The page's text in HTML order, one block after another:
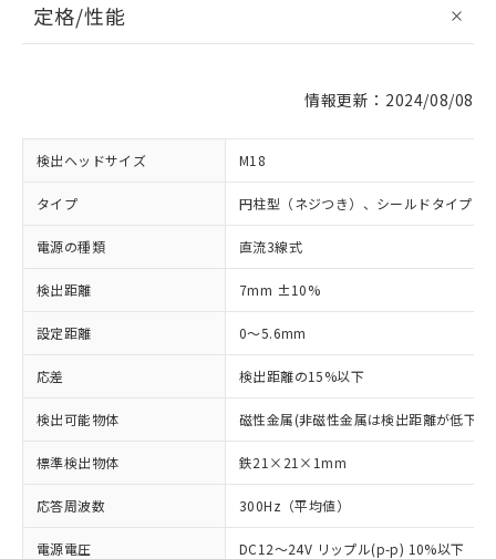
定格/性能
情報更新：2024/08/08
検出ヘッドサイズ M18
タイプ 円柱型（ネジつき）、シールドタイプ
電源の種類 直流3線式
検出距離 7mm ±10%
設定距離 0～5.6mm
応差 検出距離の15%以下
検出可能物体 磁性金属(非磁性金属は検出距離が低下し
標準検出物体 鉄21×21×1mm
応答周波数 300Hz（平均値）
電源電圧 DC12～24V リップル(p-p) 10%以下